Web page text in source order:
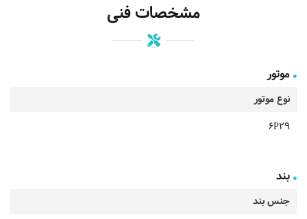
مشخصات فنی
موتور
نوع موتور
6P29
بند
جنس بند